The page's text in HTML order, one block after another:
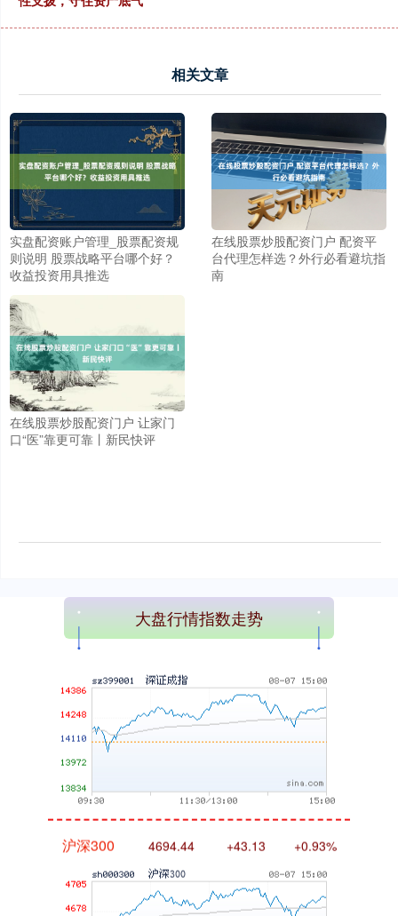
相关文章
实盘配资账户管理_股票配资规
则说明 股票战略平台哪个好？
收益投资用具推选
在线股票炒股配资门户 配资平
台代理怎样选？外行必看避坑指
南
在线股票炒股配资门户 让家门
口“医”靠更可靠丨新民快评
大盘行情指数走势
上证综指 3940.04
深证成指 14311.01 +200.89 +1.42%